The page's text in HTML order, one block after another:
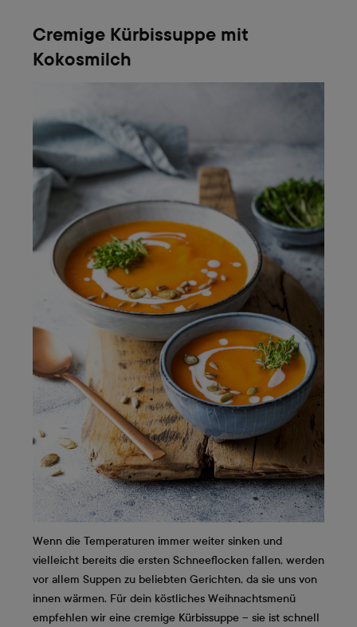
Cremige Kürbissuppe mit
Kokosmilch
Wenn die Temperaturen immer weiter sinken und
vielleicht bereits die ersten Schneeflocken fallen, werden
vor allem Suppen zu beliebten Gerichten, da sie uns von
innen wärmen. Für dein köstliches Weihnachtsmenü
empfehlen wir eine cremige Kürbissuppe – sie ist schnell